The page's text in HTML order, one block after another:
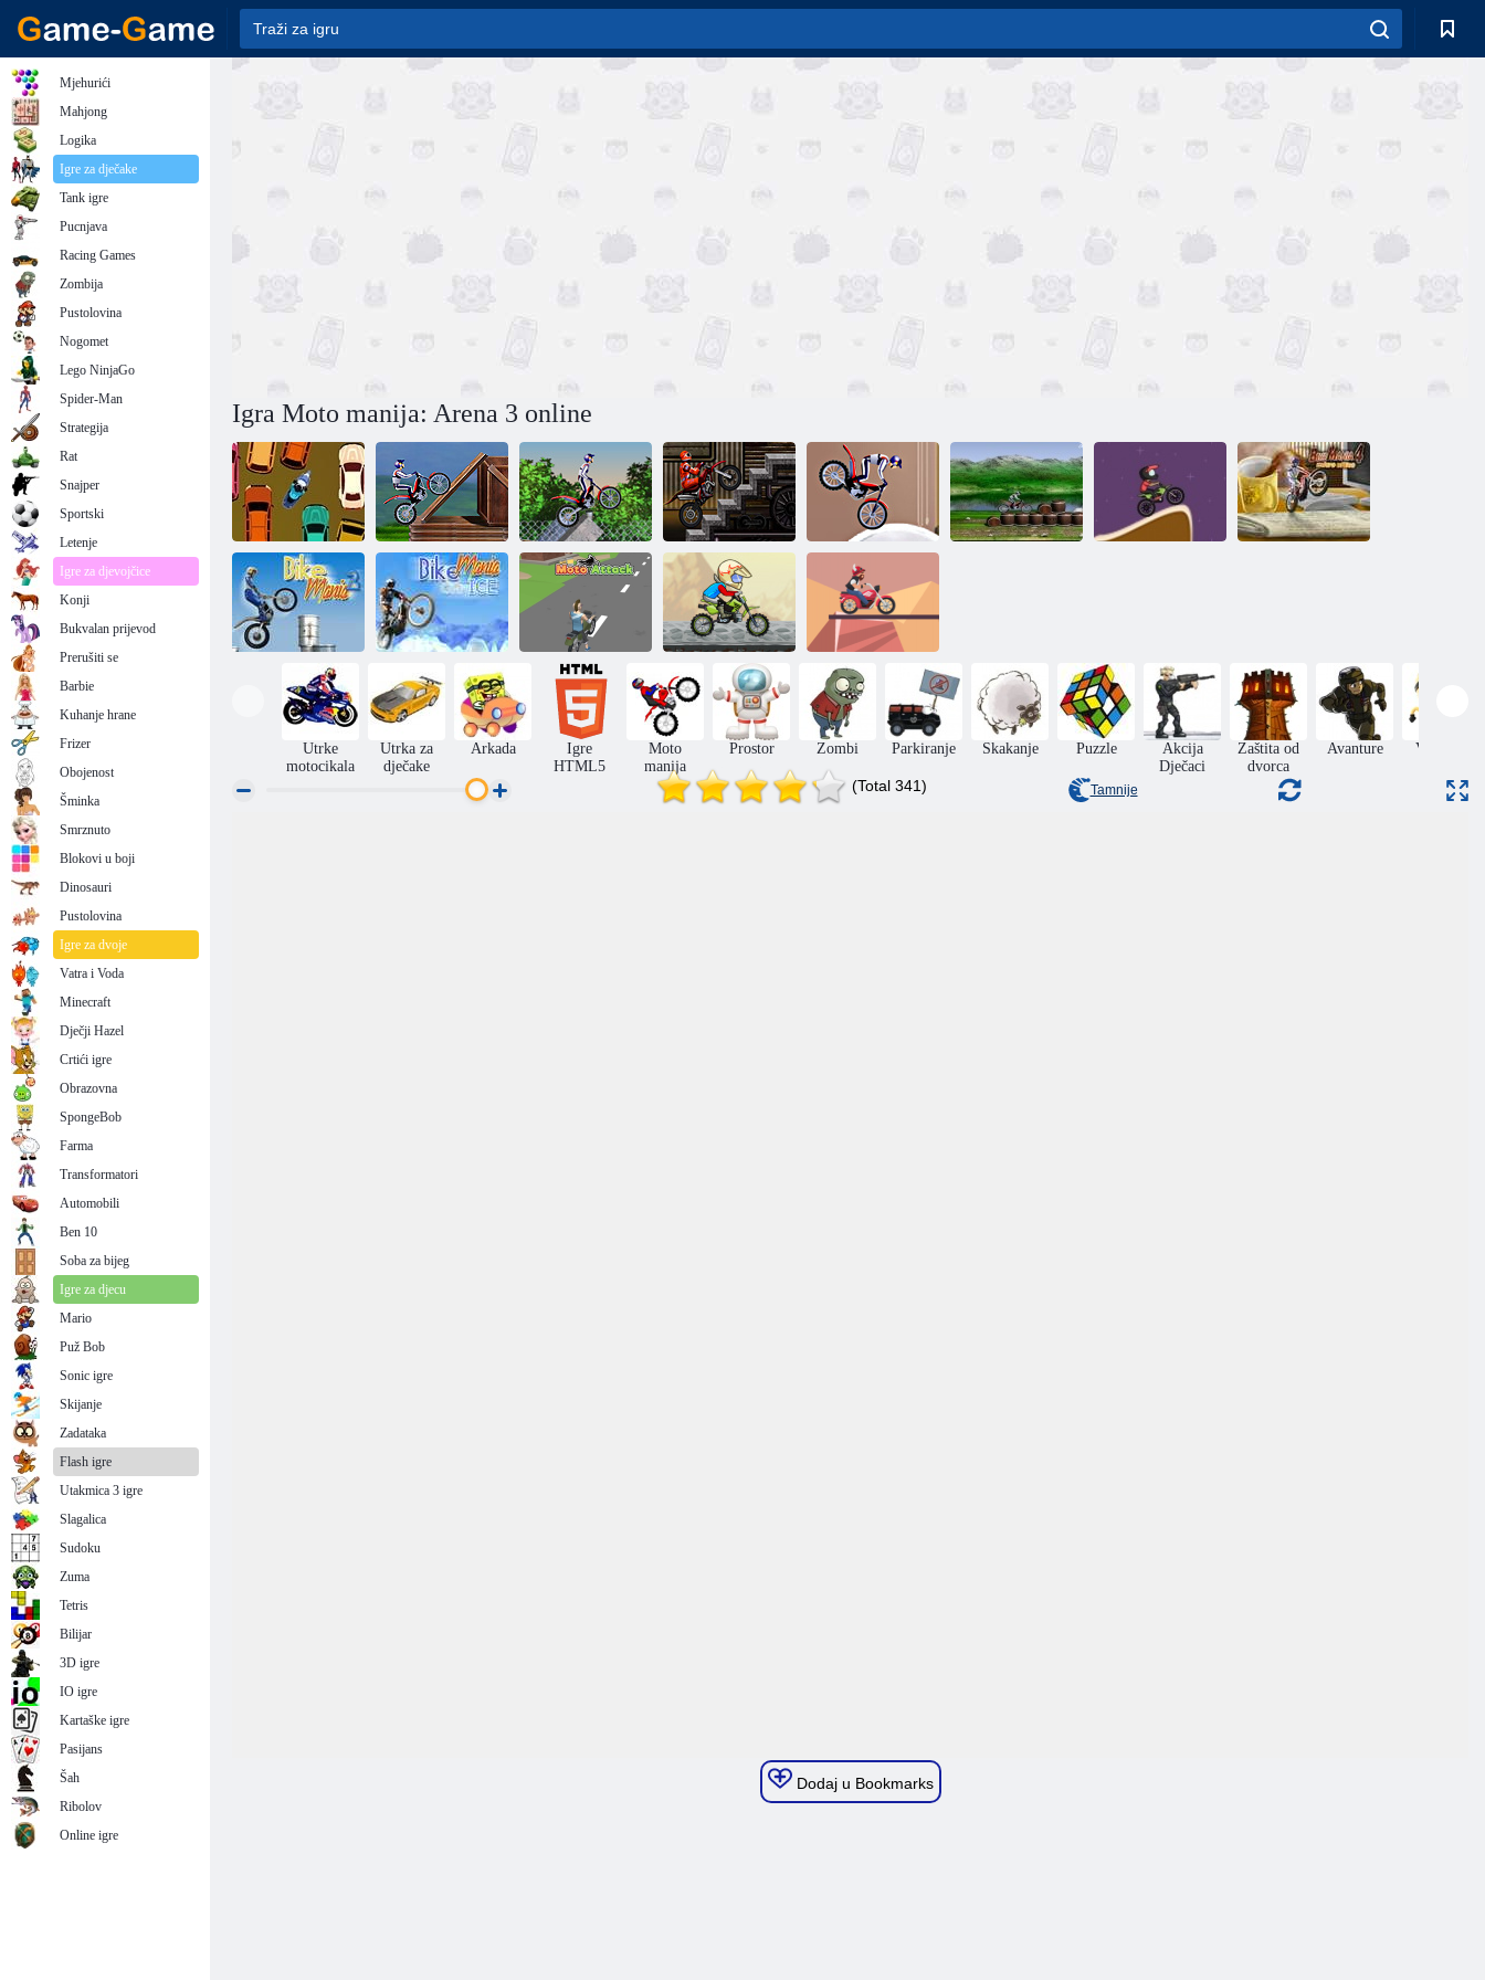
Igra Moto manija: Arena 3 online
zaokružena čep
Moto Mania:
Arena
Moto Mania 2 Talentirana racer Moto Mania 4
Moto Mania 3:
Moto napad
Podvig
motociklisti
Biker Line
Utrke
motocikala
Utrka za
dječake
Arkada
Igre
HTML5
Moto
manija
Prostor Zombi Parkiranje Skakanje Puzzle
Akcija
Dječaci
Zaštita od
dvorca
Avanture Vještina
(Total 341) Tamnije
Dodaj u Bookmarks
Mjehurići
Mahjong
Logika
Igre za dječake
Tank igre
Pucnjava
Racing Games
Zombija
Pustolovina
Nogomet
Lego NinjaGo
Spider-Man
Strategija
Rat
Snajper
Sportski
Letenje
Igre za djevojčice
Konji
Bukvalan prijevod
Prerušiti se
Barbie
Kuhanje hrane
Frizer
Obojenost
Šminka
Smrznuto
Blokovi u boji
Dinosauri
Pustolovina
Igre za dvoje
Vatra i Voda
Minecraft
Dječji Hazel
Crtići igre
Obrazovna
SpongeBob
Farma
Transformatori
Automobili
Ben 10
Soba za bijeg
Igre za djecu
Mario
Puž Bob
Sonic igre
Skijanje
Zadataka
Flash igre
Utakmica 3 igre
Slagalica
Sudoku
Zuma
Tetris
Bilijar
3D igre
IO igre
Kartaške igre
Pasijans
Šah
Ribolov
Online igre